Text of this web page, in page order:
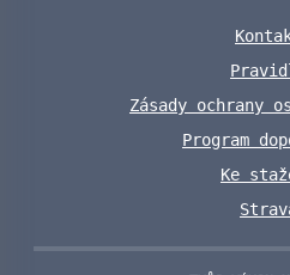
Zásady ochrany
Program
Ke